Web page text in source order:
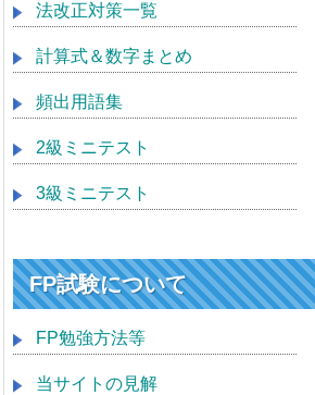
法改正対策一覧
計算式＆数字まとめ
頻出用語集
2級ミニテスト
3級ミニテスト
FP試験について
FP勉強方法等
当サイトの見解